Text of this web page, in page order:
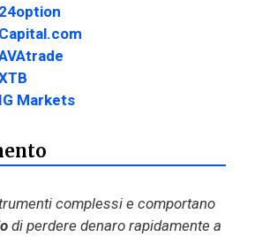
Markets
complessi e comportano
di perdere denaro rapidamente a